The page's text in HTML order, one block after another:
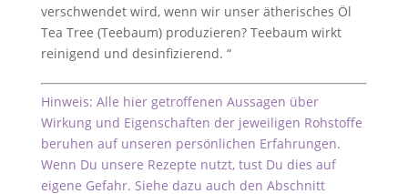
verschwendet wird, wenn wir unser ätherisches Öl
Tea Tree (Teebaum) produzieren? Teebaum wirkt
reinigend und desinfizierend. “
Hinweis: Alle hier getroffenen Aussagen über
Wirkung und Eigenschaften der jeweiligen Rohstoffe
beruhen auf unseren persönlichen Erfahrungen.
Wenn Du unsere Rezepte nutzt, tust Du dies auf
eigene Gefahr. Siehe dazu auch den Abschnitt